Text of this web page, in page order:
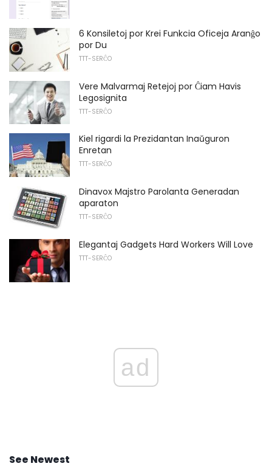
6 Konsiletoj por Krei Funkcia Oficeja Aranĝo
por Du
TTT-SERĈO
Vere Malvarmaj Retejoj por Ĉiam Havis
Legosignita
TTT-SERĈO
Kiel rigardi la Prezidantan Inaŭguron
Enretan
TTT-SERĈO
Dinavox Majstro Parolanta Generadan
aparaton
TTT-SERĈO
Elegantaj Gadgets Hard Workers Will Love
TTT-SERĈO
ad
See Newest